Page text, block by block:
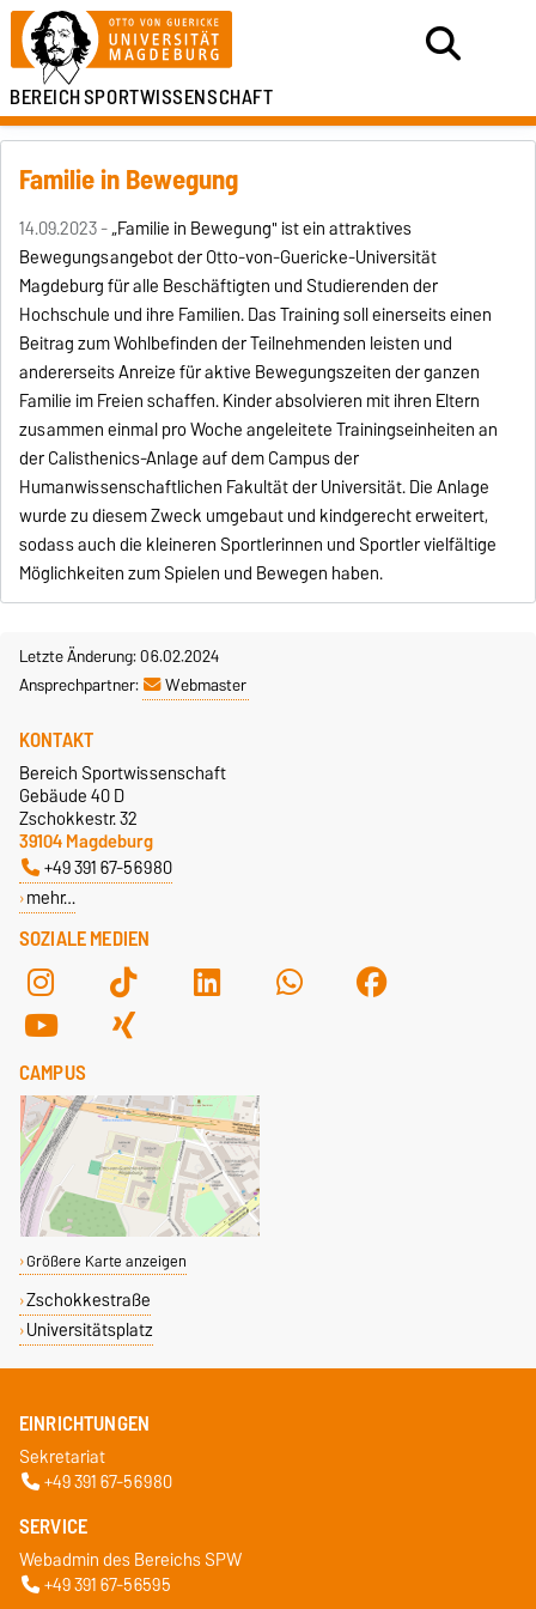
BEREICHSPORTWISSENSCHAFT
Familie in Bewegung
14.09.2023 -„Familie in Bewegung" ist ein attraktives
Bewegungsangebot der Otto-von-Guericke-Universität
Magdeburg für alle Beschäftigten und Studierenden der
Hochschule und ihre Familien. Das Training soll einerseits einen
Beitrag zum Wohlbefinden der Teilnehmenden leisten und
andererseits Anreize für aktive Bewegungszeiten der ganzen
Familie im Freien schaffen. Kinder absolvieren mit ihren Eltern
zusammen einmal pro Woche angeleitete Trainingseinheiten an
der Calisthenics-Anlage auf dem Campus der
Humanwissenschaftlichen Fakultät der Universität. Die Anlage
wurde zu diesem Zweck umgebaut und kindgerecht erweitert,
sodass auch die kleineren Sportlerinnen und Sportler vielfältige
Möglichkeiten zum Spielen und Bewegen haben.
Letzte Änderung: 06.02.2024
Ansprechpartner:
Webmaster
SOZIALE MEDIEN
KONTAKT
Bereich Sportwissenschaft
Gebäude 40 D
Zschokkestr. 32
39104 Magdeburg
+49 391 67-56980
mehr…
CAMPUS
Größere Karte anzeigen
Zschokkestraße
Universitätsplatz
EINRICHTUNGEN
Sekretariat
+49 391 67-56980
SERVICE
Webadmin des Bereichs SPW
+49 391 67-56595